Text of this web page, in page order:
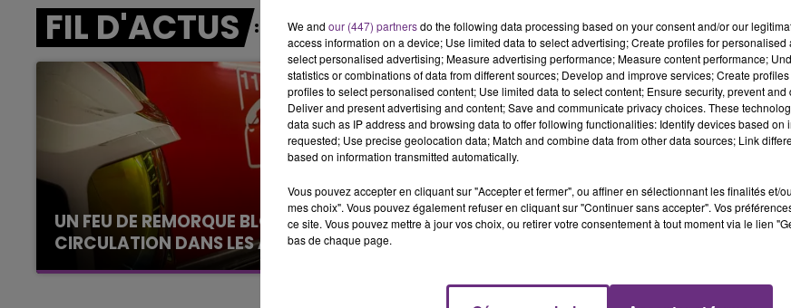
FIL D'ACTUS
UN FEU DE REMORQUE BLOQUE LA
CIRCULATION DANS LES ARDENNES
Un feu de remorque s'est déclaré ce mercredi
VENEZ FÊTER CE WEEK-END
l'anniversaire du plus gros sanglier du monde.
We and our (447) partnersdo the following data processing based on your consent and/or our
access information on a device; Use limited data to select advertising; Create profiles for
select personalised advertising; Measure advertising performance; Measure content performance;
statistics or combinations of data from different sources; Develop and improve services; Create
profiles to select personalised content; Use limited data to select content; Ensure security, prevent and
Deliver and present advertising and content; Save and communicate privacy choices. These
data such as IP address and browsing data to offer following functionalities: Identify devices based on
requested; Use precise geolocation data; Match and combine data from other data sources; Link
based on information transmitted automatically.
Vous pouvez accepter en cliquant sur "Accepter et fermer", ou affiner en sélectionnant les finalités et/
mes choix". Vous pouvez également refuser en cliquant sur "Continuer sans accepter". Vos
ce site. Vous pouvez mettre à jour vos choix, ou retirer votre consentement à tout moment via le lien
bas de chaque page.